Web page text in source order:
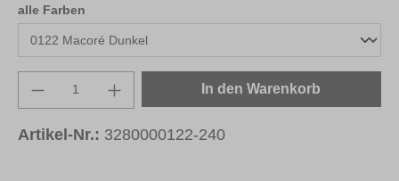
alle Farben
Produkt Anzahl: Gib den gewünschten
In den Warenkorb
Artikel-Nr.: 3280000122-240